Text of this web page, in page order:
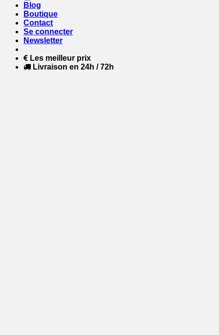
Blog
Boutique
Contact
Se connecter
Newsletter
Les meilleur prix
Livraison en 24h / 72h